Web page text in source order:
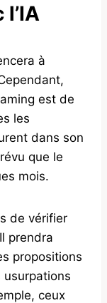
à
est de
les
dans son
que le
mois.
de vérifier
prendra
propositions
usurpations
ceux